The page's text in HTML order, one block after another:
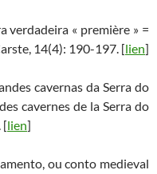
verdadeira « première » =
14(4): 190-197. [lien]
cavernas da Serra do
cavernes de la Serra do
[lien]
ou conto medieval